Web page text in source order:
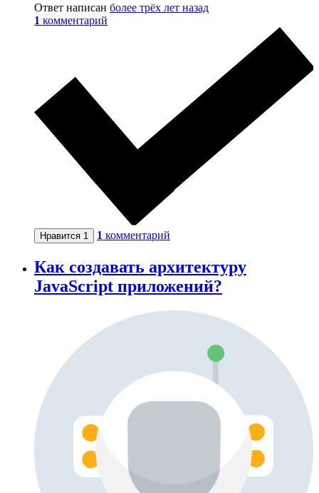
Ответ написан более трёх лет назад
1 комментарий
Нравится 1 1 комментарий
Как создавать архитектуру
JavaScript приложений?